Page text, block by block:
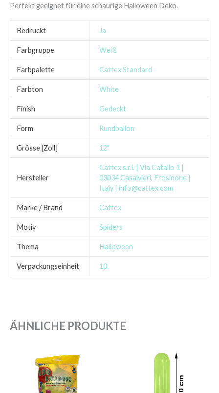
Perfekt geeignet für eine schaurige Halloween Deko.
Bedruckt Ja
Farbgruppe Weiß
Farbpalette Cattex Standard
Farbton White
Finish Gedeckt
Form Rundballon
Grösse [Zoll] 12"
Hersteller
Cattex s.r.l. | Via Catallo 1 |
03034 Casalvieri, Frosinone |
Italy | info@cattex.com
Marke / Brand Cattex
Motiv Spiders
Thema Halloween
Verpackungseinheit 10
ÄHNLICHE PRODUKTE